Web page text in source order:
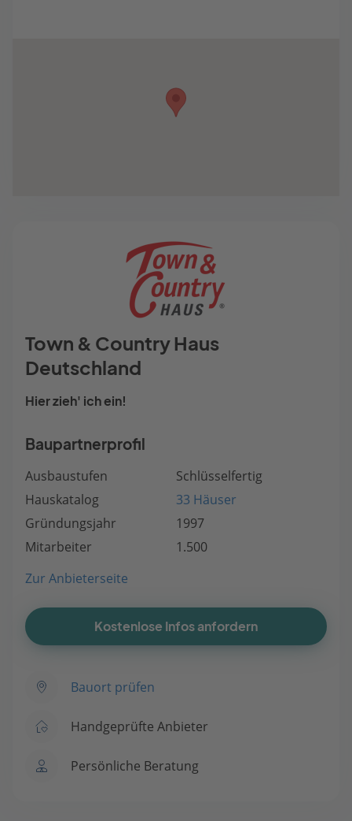
Town & Country Haus
Deutschland
Hier zieh' ich ein!
Baupartnerprofil
Ausbaustufen
Schlüsselfertig
Hauskatalog
33 Häuser
Gründungsjahr
1997
Mitarbeiter
1.500
Zur Anbieterseite
Kostenlose Infos anfordern
Bauort prüfen
Handgeprüfte Anbieter
Persönliche Beratung